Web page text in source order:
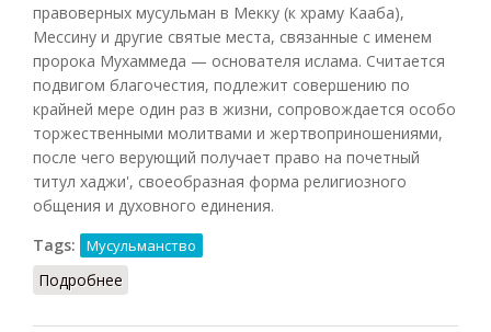
правоверных мусульман в Мекку (к храму Кааба),
Мессину и другие святые места, связанные с именем
пророка Мухаммеда — основателя ислама. Считается
подвигом благочестия, подлежит совершению по
крайней мере один раз в жизни, сопровождается особо
торжественными молитвами и жертвоприношениями,
после чего верующий получает право на почетный
титул хаджи', своеобразная форма религиозного
общения и духовного единения.
Tags:
Мусульманство
Подробнее